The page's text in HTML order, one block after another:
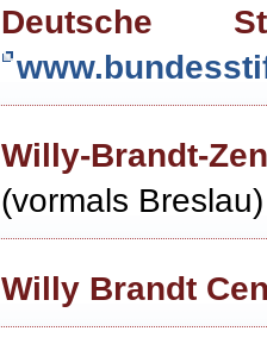
Deutsche
Willy-Brandt-
(vormals
Willy Brandt